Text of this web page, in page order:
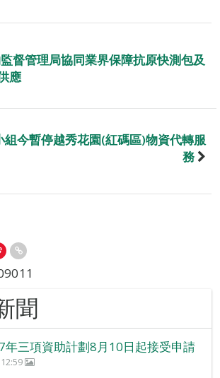
督管理局協同業界保障抗原快測包及
應
組今暫停越秀花園(紅碼區)物資代轉服
務
聞
年三項資助計劃8月10日起接受申請